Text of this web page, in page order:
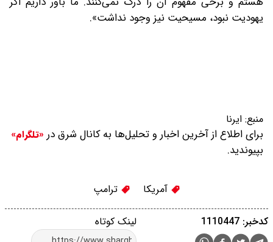
یهودیت نبود، مسیحیت نیز وجود نداشت».
منبع: ایرنا
برای اطلاع از آخرین اخبار و تحلیل‌ها به کانال شرق در «تلگرام»
بپیوندید.
آمریکا ترامپ
لینک کوتاه کدخبر: 1110447